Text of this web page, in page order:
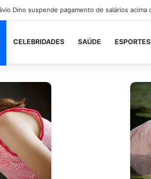
CELEBRIDADES SAÚDE ESPORTES